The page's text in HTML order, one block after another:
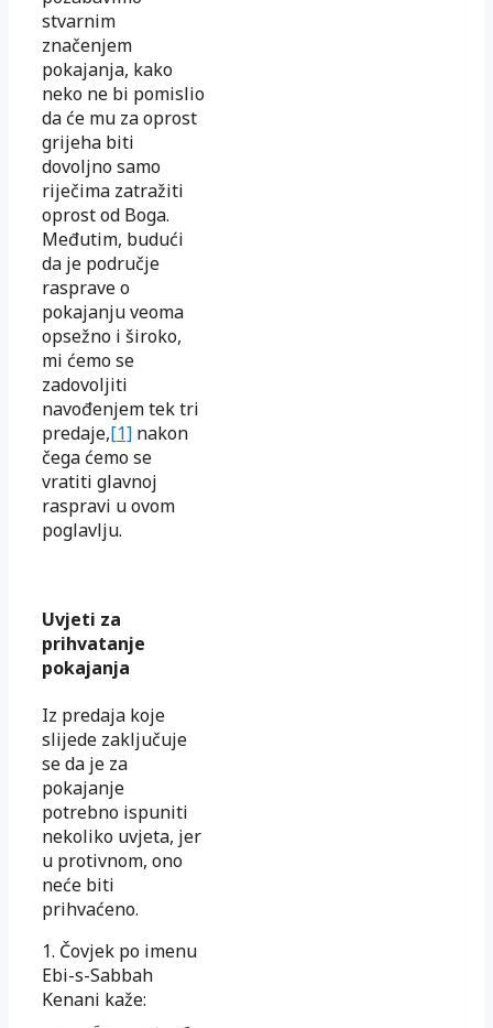
stvarnim
značenjem
pokajanja, kako
neko ne bi pomislio
da će mu za oprost
grijeha biti
dovoljno samo
riječima zatražiti
oprost od Boga.
Međutim, budući
da je područje
rasprave o
pokajanju veoma
opsežno i široko,
mi ćemo se
zadovoljiti
navođenjem tek tri
predaje,[1] nakon
čega ćemo se
vratiti glavnoj
raspravi u ovom
poglavlju.
Uvjeti za
prihvatanje
pokajanja
Iz predaja koje
slijede zaključuje
se da je za
pokajanje
potrebno ispuniti
nekoliko uvjeta, jer
u protivnom, ono
neće biti
prihvaćeno.
1. Čovjek po imenu
Ebi-s-Sabbah
Kenani kaže: